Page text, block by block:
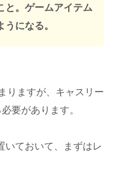
と。ゲームアイテム
になる。
りますが、キャスリー
要があります。
いておいて、まずはレ